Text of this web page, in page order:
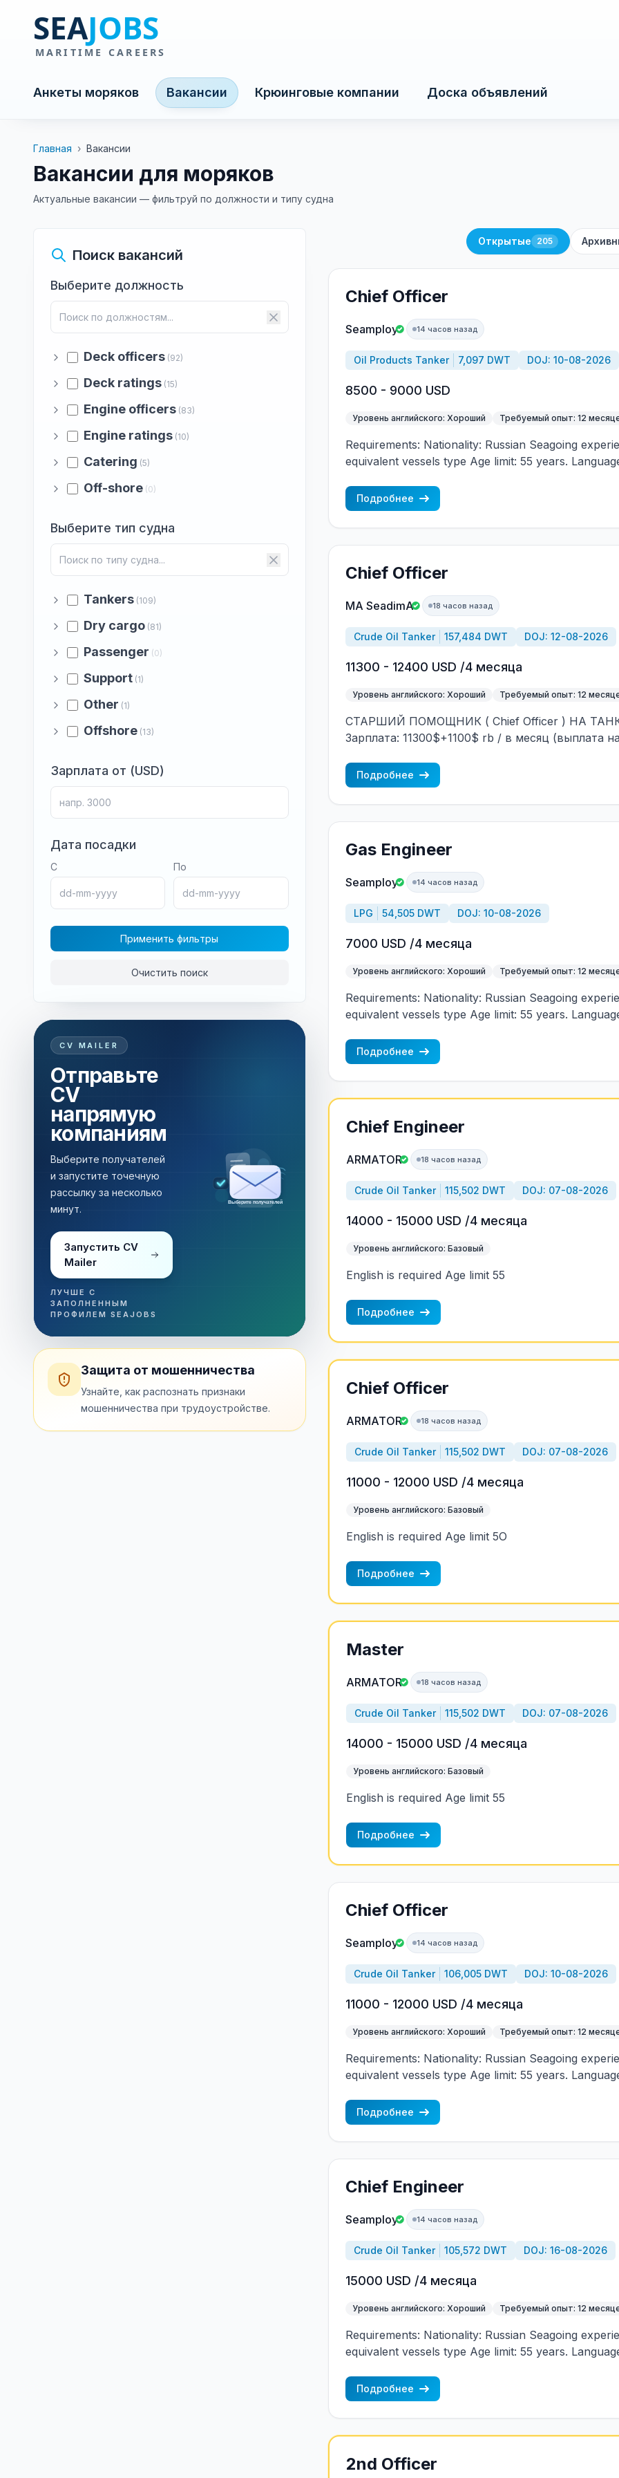
Анкеты моряков Вакансии Крюинговые компании Доска объявлений
Главная › Вакансии
Вакансии для моряков
Актуальные вакансии — фильтруй по должности и типу судна
Поиск вакансий
Выберите должность
Deck officers (92)
Deck ratings (15)
Engine officers (83)
Engine ratings (10)
Catering (5)
Off-shore (0)
Выберите тип судна
Tankers (109)
Dry cargo (81)
Passenger (0)
Support (1)
Other (1)
Offshore (13)
Зарплата от (USD)
Дата посадки
С По
Применить фильтры
Очистить поиск
CV MAILER
Отправьте
CV
напрямую
компаниям
Выберите получателей
и запустите точечную
рассылку за несколько
минут.
Запустить CV
Mailer
ЛУЧШЕ С
ЗАПОЛНЕННЫМ
ПРОФИЛЕМ SEAJOBS
Рассылка за несколько минут
Защита от мошенничества
Узнайте, как распознать признаки
мошенничества при трудоустройстве.
Открытые 205
Chief Officer
Seamploy 14 часов назад
Oil Products Tanker 7,097 DWT DOJ: 10-08-2026
8500 - 9000 USD
Уровень английского: Хороший Требуемый опыт: 12
Requirements: Nationality: Russian Seagoing
equivalent vessels type Age limit: 55 years.
Подробнее
Chief Officer
MA SeadimA 18 часов назад
Crude Oil Tanker 157,484 DWT DOJ: 12-08-2026
11300 - 12400 USD /4 месяца
Уровень английского: Хороший Требуемый опыт: 12
СТАРШИЙ ПОМОЩНИК ( Chief Officer ) НА
Зарплата: 11300$+1100$ rb / в месяц (выплата
Флаг: Либерия (НЕ ТЕНЕВОЙ) Построено: Южная
Греция Контракт: 4 ±1 месяца Посадка: Август
Смешанный экипаж (европейцы + филиппинцы)
бесплатно + 10$ 1ГБ можно докупить
СТАРШЕГО ПОМОЩНИКА (Chief Officer) Опыт
Crude oil tanker (танкерах сырой нефти)
Процесс трудоустройства: CES Test +
Морское агентство «SeadimA» +7(985)022-57-
cv_crew@seadima.ru
Подробнее
Gas Engineer
Seamploy 14 часов назад
LPG 54,505 DWT DOJ: 10-08-2026
7000 USD /4 месяца
Уровень английского: Хороший Требуемый опыт: 12
Requirements: Nationality: Russian Seagoing
equivalent vessels type Age limit: 55 years.
Подробнее
Chief Engineer
ARMATOR 18 часов назад
Crude Oil Tanker 115,502 DWT DOJ: 07-08-2026
14000 - 15000 USD /4 месяца
Уровень английского: Базовый
English is required Age limit 55
Подробнее
Chief Officer
ARMATOR 18 часов назад
Crude Oil Tanker 115,502 DWT DOJ: 07-08-2026
11000 - 12000 USD /4 месяца
Уровень английского: Базовый
English is required Age limit 5O
Подробнее
Master
ARMATOR 18 часов назад
Crude Oil Tanker 115,502 DWT DOJ: 07-08-2026
14000 - 15000 USD /4 месяца
Уровень английского: Базовый
English is required Age limit 55
Подробнее
Chief Officer
Seamploy 14 часов назад
Crude Oil Tanker 106,005 DWT DOJ: 10-08-2026
11000 - 12000 USD /4 месяца
Уровень английского: Хороший Требуемый опыт: 12
Requirements: Nationality: Russian Seagoing
equivalent vessels type Age limit: 55 years.
Подробнее
Chief Engineer
Seamploy 14 часов назад
Crude Oil Tanker 105,572 DWT DOJ: 16-08-2026
15000 USD /4 месяца
Уровень английского: Хороший Требуемый опыт: 12
Requirements: Nationality: Russian Seagoing
equivalent vessels type Age limit: 55 years.
Подробнее
2nd Officer